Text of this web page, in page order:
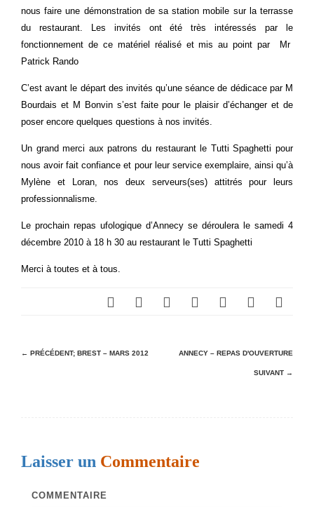
nous faire une démonstration de sa station mobile sur la terrasse
du restaurant. Les invités ont été très intéressés par le
fonctionnement de ce matériel réalisé et mis au point par Mr
Patrick Rando
C’est avant le départ des invités qu’une séance de dédicace par M
Bourdais et M Bonvin s’est faite pour le plaisir d’échanger et de
poser encore quelques questions à nos invités.
Un grand merci aux patrons du restaurant le Tutti Spaghetti pour
nous avoir fait confiance et pour leur service exemplaire, ainsi qu’à
Mylène et Loran, nos deux serveurs(ses) attitrés pour leurs
professionnalisme.
Le prochain repas ufologique d’Annecy se déroulera le samedi 4
décembre 2010 à 18 h 30 au restaurant le Tutti Spaghetti
Merci à toutes et à tous.
N
a
← PRÉCÉDENT; BREST – MARS 2012 ANNECY – REPAS D'OUVERTURE
SUIVANT →
Laisser un Commentaire
COMMENTAIRE